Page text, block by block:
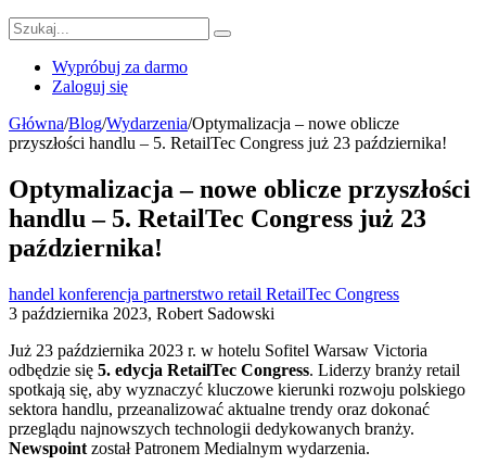
Wypróbuj za darmo
Zaloguj się
Główna/Blog/Wydarzenia/Optymalizacja – nowe oblicze
przyszłości handlu – 5. RetailTec Congress już 23 października!
Optymalizacja – nowe oblicze przyszłości
handlu – 5. RetailTec Congress już 23
października!
handel konferencja partnerstwo retail RetailTec Congress
3 października 2023, Robert Sadowski
Już 23 października 2023 r. w hotelu Sofitel Warsaw Victoria
odbędzie się 5. edycja RetailTec Congress. Liderzy branży retail
spotkają się, aby wyznaczyć kluczowe kierunki rozwoju polskiego
sektora handlu, przeanalizować aktualne trendy oraz dokonać
przeglądu najnowszych technologii dedykowanych branży.
Newspoint został Patronem Medialnym wydarzenia.